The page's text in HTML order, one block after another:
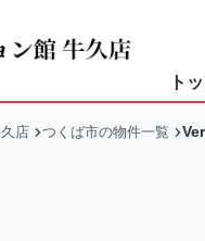
ト
店 つくば市の物件一覧